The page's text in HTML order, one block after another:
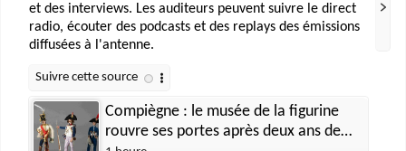
et des interviews. Les auditeurs peuvent suivre le direct
radio, écouter des podcasts et des replays des émissions
diffusées à l'antenne.
Compiègne : le musée de la figurine
rouvre ses portes après deux ans de